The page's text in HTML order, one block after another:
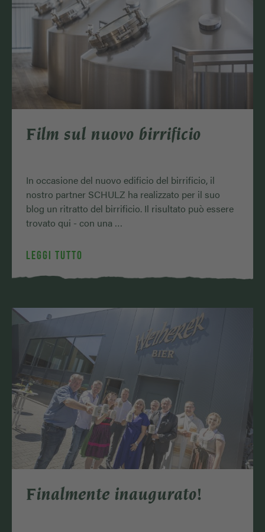
Film sul nuovo birrificio
In occasione del nuovo edificio del birrificio, il
nostro partner SCHULZ ha realizzato per il suo
blog un ritratto del birrificio. Il risultato può essere
trovato qui - con una …
LEGGI TUTTO
Finalmente inaugurato!